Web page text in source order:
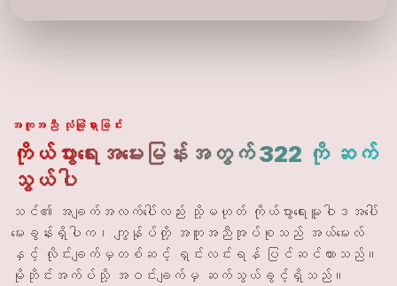
အကူအညီ လုံခြုံရှားခြင်း
ကိုယ်ပွားရေးအမေးမြန်းအတွက် 322 ကို ဆက်
သွယ်ပါ
သင်၏ အချက်အလက်ပေါ်လည်း သို့မဟုတ် ကိုယ်ပွားရေးမူဝါဒအပေါ်
မေးခွန်းရှိပါက၊ ကျွန်ုပ်တို့ အကူအညီအုပ်စုသည် အယ်မေးလ်
နှင့် လိုင်းချက်မှတစ်ဆင့် ရှင်းလင်းရန် ပြင်ဆင်ထားသည်။
မိုဘိုင်းအက်ပ်သို့ အဝင်းချက်မှ ဆက်သွယ်ခွင့်ရှိသည်။